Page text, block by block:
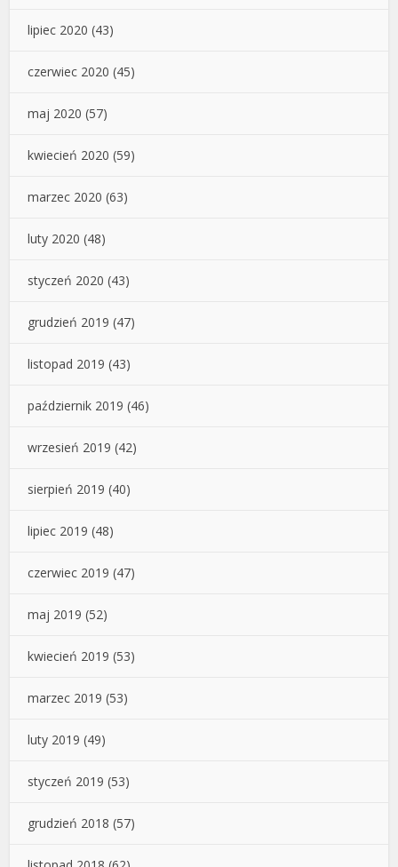
lipiec 2020 (43)
czerwiec 2020 (45)
maj 2020 (57)
kwiecień 2020 (59)
marzec 2020 (63)
luty 2020 (48)
styczeń 2020 (43)
grudzień 2019 (47)
listopad 2019 (43)
październik 2019 (46)
wrzesień 2019 (42)
sierpień 2019 (40)
lipiec 2019 (48)
czerwiec 2019 (47)
maj 2019 (52)
kwiecień 2019 (53)
marzec 2019 (53)
luty 2019 (49)
styczeń 2019 (53)
grudzień 2018 (57)